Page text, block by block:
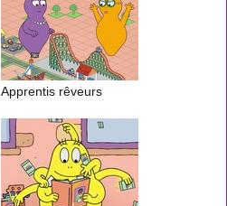
Apprentis rêveurs